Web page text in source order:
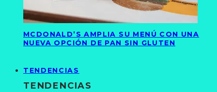
MCDONALD’S AMPLIA SU MENÚ CON UNA
NUEVA OPCIÓN DE PAN SIN GLUTEN
TENDENCIAS
TENDENCIAS